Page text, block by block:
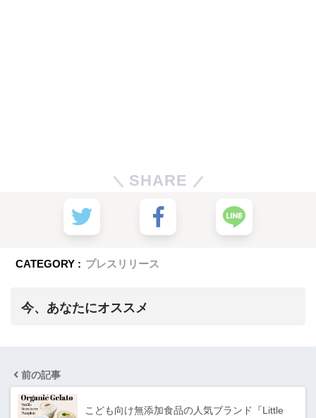
SHARE
CATEGORY : プレスリリース
今、あなたにオススメ
前の記事
こども向け無添加食品の人気ブランド『Little